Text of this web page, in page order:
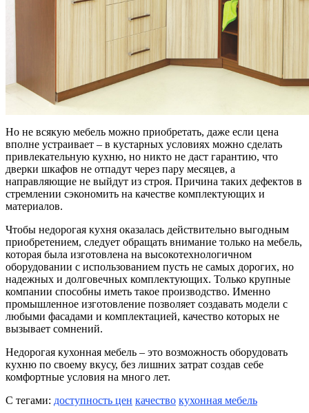
Но не всякую мебель можно приобретать, даже если цена
вполне устраивает – в кустарных условиях можно сделать
привлекательную кухню, но никто не даст гарантию, что
дверки шкафов не отпадут через пару месяцев, а
направляющие не выйдут из строя. Причина таких дефектов в
стремлении сэкономить на качестве комплектующих и
материалов.
Чтобы недорогая кухня оказалась действительно выгодным
приобретением, следует обращать внимание только на мебель,
которая была изготовлена на высокотехнологичном
оборудовании с использованием пусть не самых дорогих, но
надежных и долговечных комплектующих. Только крупные
компании способны иметь такое производство. Именно
промышленное изготовление позволяет создавать модели с
любыми фасадами и комплектацией, качество которых не
вызывает сомнений.
Недорогая кухонная мебель – это возможность оборудовать
кухню по своему вкусу, без лишних затрат создав себе
комфортные условия на много лет.
С тегами: доступность цен качество кухонная мебель